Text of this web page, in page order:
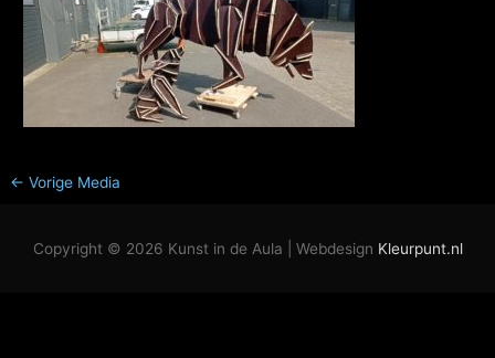
← Vorige Media
Copyright © 2026 Kunst in de Aula | Webdesign Kleurpunt.nl